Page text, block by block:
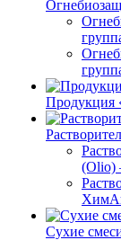
Продукция
(Olio)
Сухие